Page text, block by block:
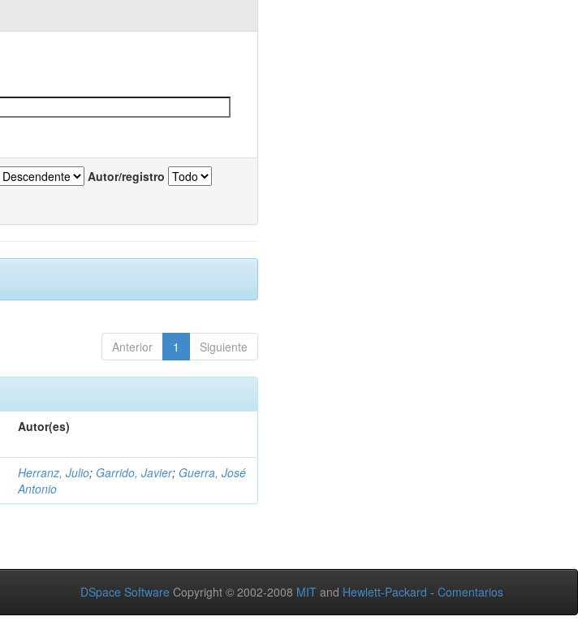
Autor/registro
Anterior 1 Siguiente
Autor(es)
Herranz, Julio; Garrido, Javier; Guerra, José
Antonio
DSpace Software Copyright © 2002-2008 MIT and Hewlett-Packard - Comentarios